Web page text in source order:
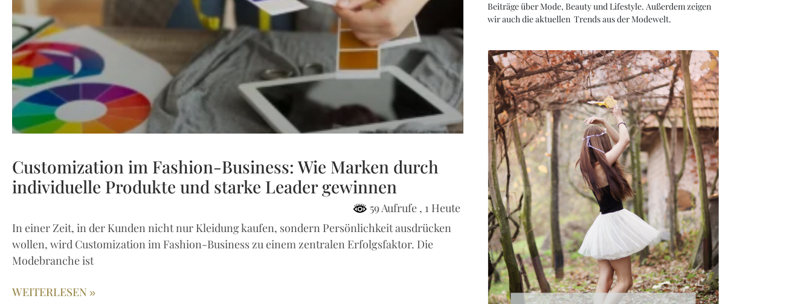
Customization im Fashion-Business: Wie Marken durch
individuelle Produkte und starke Leader gewinnen
59 Aufrufe , 1 Heute
In einer Zeit, in der Kunden nicht nur Kleidung kaufen, sondern Persönlichkeit ausdrücken
wollen, wird Customization im Fashion-Business zu einem zentralen Erfolgsfaktor. Die
Modebranche ist
WEITERLESEN »
Beiträge über Mode, Beauty und Lifestyle. Außerdem zeigen
wir auch die aktuellen Trends aus der Modewelt.